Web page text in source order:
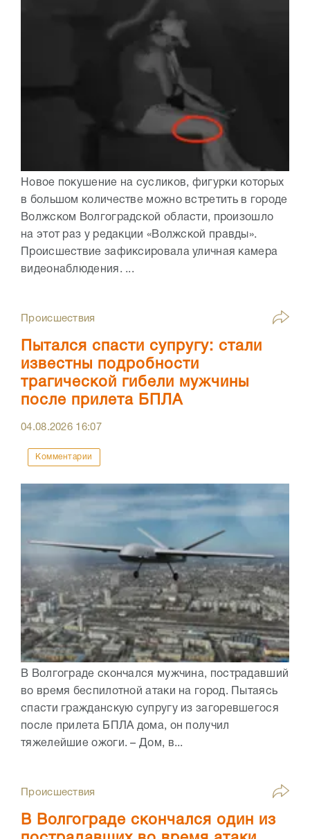
Новое покушение на сусликов, фигурки которых
в большом количестве можно встретить в городе
Волжском Волгоградской области, произошло
на этот раз у редакции «Волжской правды».
Происшествие зафиксировала уличная камера
видеонаблюдения. ...
Происшествия
Пытался спасти супругу: стали
известны подробности
трагической гибели мужчины
после прилета БПЛА
04.08.2026 16:07
Комментарии
В Волгограде скончался мужчина, пострадавший
во время беспилотной атаки на город. Пытаясь
спасти гражданскую супругу из загоревшегося
после прилета БПЛА дома, он получил
тяжелейшие ожоги. – Дом, в...
Происшествия
В Волгограде скончался один из